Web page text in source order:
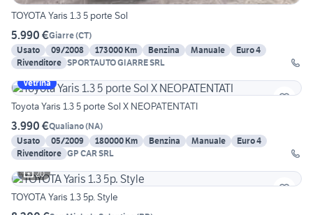
TOYOTA Yaris 1.3 5 porte Sol
5.990 €Giarre(CT)
Usato
09/2008 173000 Km Benzina Manuale
Euro 4
Rivenditore SPORTAUTO GIARRE SRL
Vetrina
Toyota Yaris 1.3 5 porte Sol X NEOPATENTATI
3.990 €Qualiano(NA)
Usato
05/2009 180000 Km Benzina Manuale
Euro 4
Rivenditore GP CAR SRL
20
TOYOTA Yaris 1.3 5p. Style